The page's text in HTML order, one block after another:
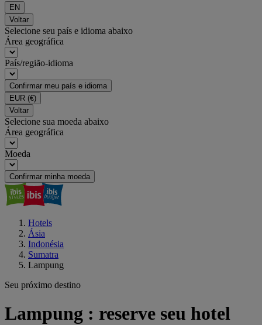
EN
Voltar
Selecione seu país e idioma abaixo
Área geográfica
País/região-idioma
Confirmar meu país e idioma
EUR (€)
Voltar
Selecione sua moeda abaixo
Área geográfica
Moeda
Confirmar minha moeda
Hotels
Ásia
Indonésia
Sumatra
Lampung
Seu próximo destino
Lampung : reserve seu hotel